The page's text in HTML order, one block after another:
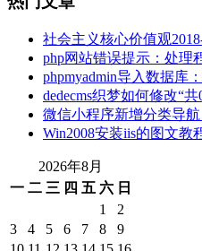
社会主义核心价值观
php网站错误提示：处理
phpmyadmin导入数据库
dedecms织梦如何修改“
微信小程序新增分类导
Win2008安装iis的图文教
2026年8月
一 二 三 四 五 六 日
1
2
3
4 5 6 7 8
9